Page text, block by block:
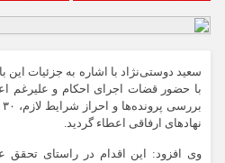
سعید دوستی‌نژاد با اشاره به جزئیات این
با حضور قضات اجرای احکام و علیرغم
نهادهای ارفاقی اعطاء گردید.
وی افزود: این اقدام در راستای